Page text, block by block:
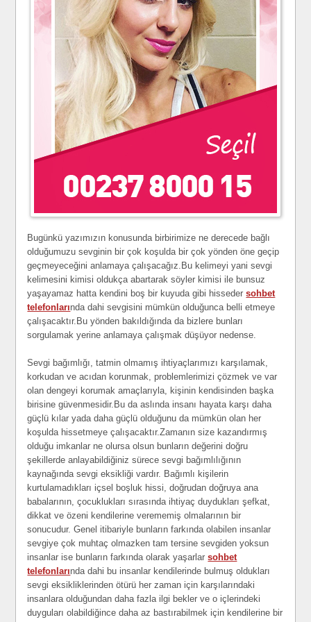
Bugünkü yazımızın konusunda birbirimize ne derecede bağlı
olduğumuzu sevginin bir çok koşulda bir çok yönden öne geçip
geçmeyeceğini anlamaya çalışacağız.Bu kelimeyi yani sevgi
kelimesini kimisi oldukça abartarak söyler kimisi ile bunsuz
yaşayamaz hatta kendini boş bir kuyuda gibi hissedersohbet
telefonlarında dahi sevgisini mümkün olduğunca belli etmeye
çalışacaktır.Bu yönden bakıldığında da bizlere bunları
sorgulamak yerine anlamaya çalışmak düşüyor nedense.
Sevgi bağımlığı, tatmin olmamış ihtiyaçlarımızı karşılamak,
korkudan ve acıdan korunmak, problemlerimizi çözmek ve var
olan dengeyi korumak amaçlarıyla, kişinin kendisinden başka
birisine güvenmesidir.Bu da aslında insanı hayata karşı daha
güçlü kılar yada daha güçlü olduğunu da mümkün olan her
koşulda hissetmeye çalışacaktır.Zamanın size kazandırmış
olduğu imkanlar ne olursa olsun bunların değerini doğru
şekillerde anlayabildiğiniz sürece sevgi bağımlılığının
kaynağında sevgi eksikliği vardır. Bağımlı kişilerin
kurtulamadıkları içsel boşluk hissi, doğrudan doğruya ana
babalarının, çocuklukları sırasında ihtiyaç duydukları şefkat,
dikkat ve özeni kendilerine verememiş olmalarının bir
sonucudur. Genel itibariyle bunların farkında olabilen insanlar
sevgiye çok muhtaç olmazken tam tersine sevgiden yoksun
insanlar ise bunların farkında olarak yaşarlarsohbet
telefonlarında dahi bu insanlar kendilerinde bulmuş oldukları
sevgi eksikliklerinden ötürü her zaman için karşılarındaki
insanlara olduğundan daha fazla ilgi bekler ve o içlerindeki
duyguları olabildiğince daha az bastırabilmek için kendilerine bir